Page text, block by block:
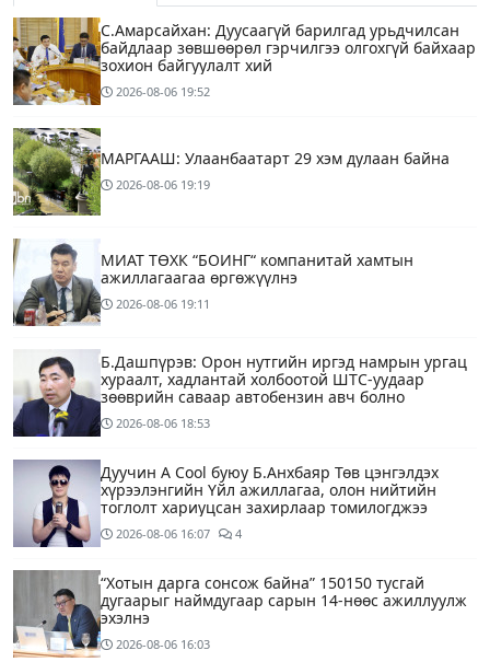
С.Амарсайхан: Дуусаагүй барилгад урьдчилсан
байдлаар зөвшөөрөл гэрчилгээ олгохгүй байхаар
зохион байгуулалт хий
2026-08-06 19:52
МАРГААШ: Улаанбаатарт 29 хэм дулаан байна
2026-08-06 19:19
МИАТ ТӨХК “БОИНГ“ компанитай хамтын
ажиллагаагаа өргөжүүлнэ
2026-08-06 19:11
Б.Дашпүрэв: Орон нутгийн иргэд намрын ургац
хураалт, хадлантай холбоотой ШТС-уудаар
зөөврийн саваар автобензин авч болно
2026-08-06 18:53
Дуучин A Cool буюу Б.Анхбаяр Төв цэнгэлдэх
хүрээлэнгийн Үйл ажиллагаа, олон нийтийн
тоглолт хариуцсан захирлаар томилогджээ
2026-08-06 16:07 4
“Хотын дарга сонсож байна” 150150 тусгай
дугаарыг наймдугаар сарын 14-нөөс ажиллуулж
эхэлнэ
2026-08-06 16:03